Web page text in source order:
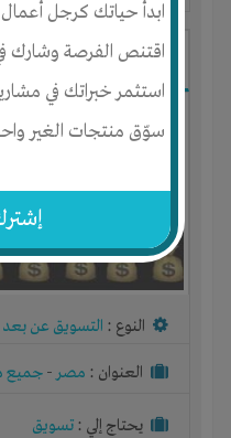
ابدأ حياتك كرجل أعمال
اقتنص الفرصة وشارك
استثمر خبراتك في
سوّق منتجات الغير
فرصة للتسويق
النوع : التسويق عن بعد
العنوان : مصر-جميع
يحتاج إلي : تسويق